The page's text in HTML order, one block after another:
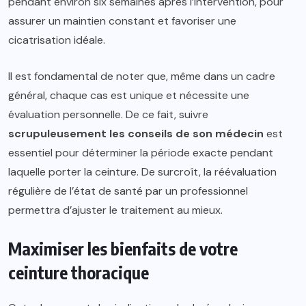
assurer un maintien constant et favoriser une
cicatrisation idéale.
Il est fondamental de noter que, même dans un cadre
général, chaque cas est unique et nécessite une
évaluation personnelle. De ce fait, suivre
scrupuleusement les conseils de son médecin est
essentiel pour déterminer la période exacte pendant
laquelle porter la ceinture. De surcroît, la réévaluation
régulière de l’état de santé par un professionnel
permettra d’ajuster le traitement au mieux.
Maximiser les bienfaits de votre
ceinture thoracique